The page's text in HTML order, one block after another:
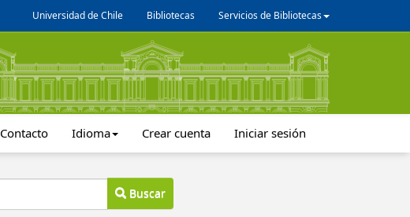
Universidad de Chile Bibliotecas Servicios de Bibliotecas
Contacto Idioma Crear cuenta Iniciar sesión
Buscar